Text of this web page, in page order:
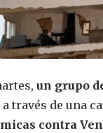
un grupo
a través de una
contra